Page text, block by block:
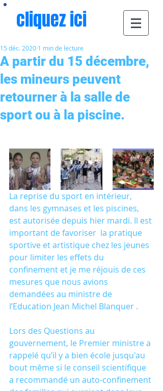
cliquez ici
A partir du 15 décembre,
les mineurs peuvent
retourner à la salle de
sport ou à la piscine.
15 déc. 2020 1 min de lecture
La reprise du sport en intérieur,
dans les gymnases et les piscines,
est autorisée depuis hier mardi. Il est
important de favoriser  la pratique
sportive et artistique chez les jeunes
pour limiter les effets du
confinement et je me réjouis de ces
mesures que nous avions
demandées au ministre de
l’Education Jean Michel Blanquer .
Lors des Questions au
gouvernement, le Premier ministre a
rappelé qu’il y a bien école jusqu'au
bout même si le conseil scientifique
a recommandé un auto-confinement